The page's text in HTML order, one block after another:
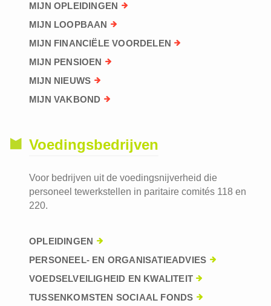
MIJN OPLEIDINGEN
MIJN LOOPBAAN
MIJN FINANCIËLE VOORDELEN
MIJN PENSIOEN
MIJN NIEUWS
MIJN VAKBOND
Voedingsbedrijven
Voor bedrijven uit de voedingsnijverheid die
personeel tewerkstellen in paritaire comités 118 en
220.
OPLEIDINGEN
PERSONEEL- EN ORGANISATIEADVIES
VOEDSELVEILIGHEID EN KWALITEIT
TUSSENKOMSTEN SOCIAAL FONDS